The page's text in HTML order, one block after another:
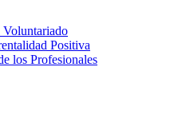
Positiva
los Profesionales